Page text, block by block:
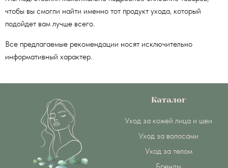
чтобы вы смогли найти именно тот продукт ухода, который
подойдет вам лучше всего.
Все предлагаемые рекомендации носят исключительно
информативный характер.
Каталог
Уход за кожей лица и шеи
Уход за волосами
Уход за телом